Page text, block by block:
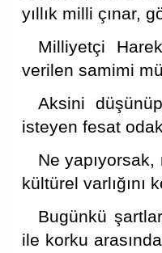
yıllık milli çınar,
Milliyetçi
verilen samimi
Aksini
isteyen fesat
Ne
kültürel varlığını
Bugünkü
ile korku